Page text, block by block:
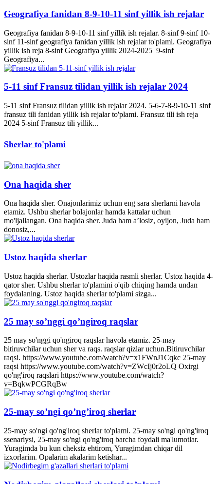
Geografiya fanidan 8-9-10-11 sinf yillik ish rejalar
Geografiya fanidan 8-9-10-11 sinf yillik ish rejalar. 8-sinf 9-sinf 10-
sinf 11-sinf geografiya fanidan yillik ish rejalar to'plami. Geografiya
yillik ish reja 8-sinf Geografiya yillik 2024-2025 9-sinf
Geografiya...
5-11 sinf Fransuz tilidan yillik ish rejalar 2024
5-11 sinf Fransuz tilidan yillik ish rejalar 2024. 5-6-7-8-9-10-11 sinf
fransuz tili fanidan yillik ish rejalar to'plami. Fransuz tili ish reja
2024 5-sinf Fransuz tili yillik...
Sherlar to'plami
Ona haqida sher
Ona haqida sher. Onajonlarimiz uchun eng sara sherlarni havola
etamiz. Ushbu sherlar bolajonlar hamda kattalar uchun
mo'ljallangan. Ona haqida sher. Juda ham a’losiz, oyijon, Juda ham
donosiz,...
Ustoz haqida sherlar
Ustoz haqida sherlar. Ustozlar haqida rasmli sherlar. Ustoz haqida 4-
qator sher. Ushbu sherlar to'plamini o'qib chiqing hamda undan
foydalaning. Ustoz haqida sherlar to'plami sizga...
25 may so’nggi qo’ngiroq raqslar
25 may so'nggi qo'ngiroq raqslar havola etamiz. 25-may
bitiruvchilar uchun sher va raqs. raqslar qizlar uchun.Bitiruvchilar
raqsi. https://www.youtube.com/watch?v=x1FWnJ1Cqkc 25-may
raqsi https://www.youtube.com/watch?v=ZWcIj0r2oLQ Oxirgi
qo'ng'iroq raqslari https://www.youtube.com/watch?
v=BqkwPCGRqBw
25-may so’ngi qo’ng’iroq sherlar
25-may so'ngi qo'ng'iroq sherlar to'plami. 25-may so'ngi qo'ng'iroq
ssenariysi, 25-may so'ngi qo'ng'iroq barcha foydali ma'lumotlar.
Yuragimda bu kun cheksiz ehtirom, Yuragimdan chiqar dil
izxorlarim. Opalarim akalarim ketishar...